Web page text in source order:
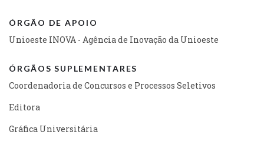
ÓRGÃO DE APOIO
Unioeste INOVA - Agência de Inovação da Unioeste
ÓRGÃOS SUPLEMENTARES
Coordenadoria de Concursos e Processos Seletivos
Editora
Gráfica Universitária